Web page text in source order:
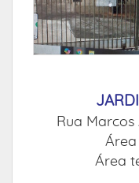
Rua
Área
Área